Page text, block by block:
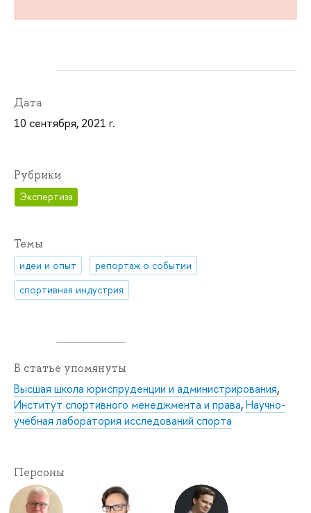
Дата
10 сентября, 2021 г.
Рубрики
Экспертиза
Темы
идеи и опыт
репортаж о событии
спортивная индустрия
В статье упомянуты
Высшая школа юриспруденции и администрирования,
Институт спортивного менеджмента и права,Научно-
учебная лаборатория исследований спорта
Персоны